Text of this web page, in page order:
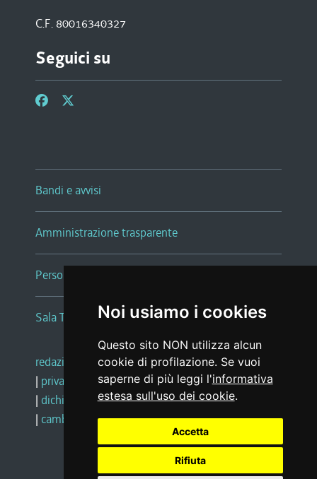
Noi usiamo i cookies
Questo sito NON utilizza alcun
cookie di profilazione. Se vuoi
saperne di più leggi l'informativa
estesa sull'uso dei cookie.
Accetta
Rifiuta
C.F. 80016340327
Seguici su
Bandi e avvisi
Amministrazione trasparente
Persone e Uffici
Sala Tiziano Tessitori
redazione web |note legali |glossario
| privacy
social media policy
| dichiarazione di accessibilità |feedback
| cambio preferenze cookie
Realizzato da